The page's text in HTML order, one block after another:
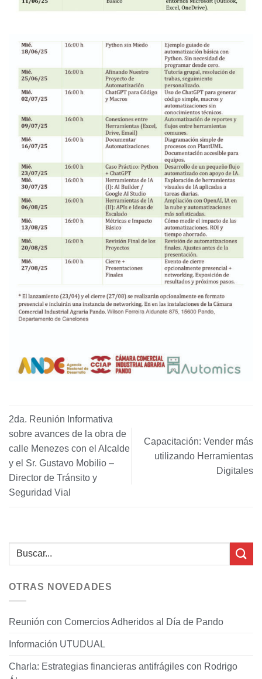
2da. Reunión Informativa
sobre avances de la obra de
calle Menezes con el Alcalde
y el Sr. Gustavo Mobilio –
Director de Tránsito y
Seguridad Vial
Capacitación: Vender más
utilizando Herramientas
Digitales
OTRAS NOVEDADES
Reunión con Comercios Adheridos al Día de Pando
Información UTUDUAL
Charla: Estrategias financieras antifrágiles con Rodrigo